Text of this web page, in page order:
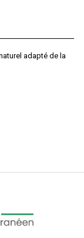
adapté de la